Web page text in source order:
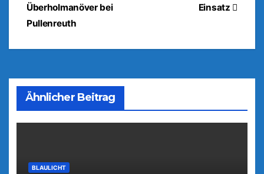
Einsatz
Überholmanöver bei
Pullenreuth
Ähnlicher Beitrag
BLAULICHT